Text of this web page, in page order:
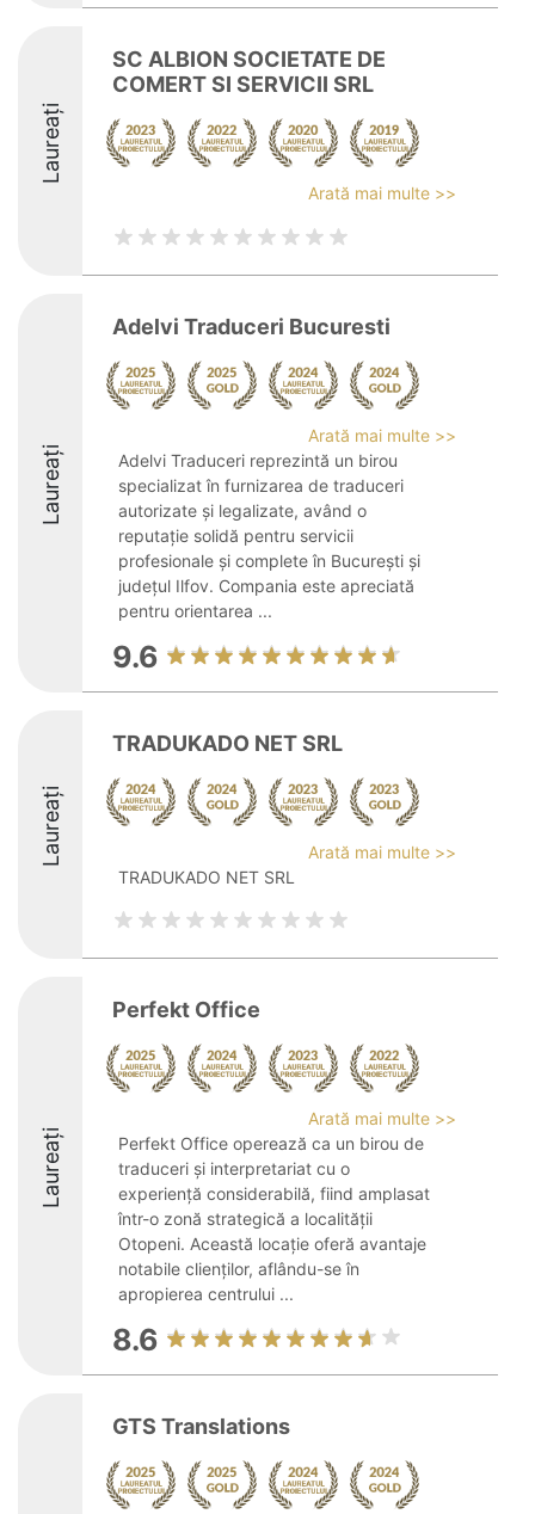
Laureați
SC ALBION SOCIETATE DE
COMERT SI SERVICII SRL
Arată mai multe >>
Laureați
Adelvi Traduceri Bucuresti
Arată mai multe >>
Adelvi Traduceri reprezintă un birou
specializat în furnizarea de traduceri
autorizate și legalizate, având o
reputație solidă pentru servicii
profesionale și complete în București și
județul Ilfov. Compania este apreciată
pentru orientarea ...
9.6
Laureați
TRADUKADO NET SRL
Arată mai multe >>
TRADUKADO NET SRL
Laureați
Perfekt Office
Arată mai multe >>
Perfekt Office operează ca un birou de
traduceri și interpretariat cu o
experiență considerabilă, fiind amplasat
într-o zonă strategică a localității
Otopeni. Această locație oferă avantaje
notabile clienților, aflându-se în
apropierea centrului ...
8.6
GTS Translations